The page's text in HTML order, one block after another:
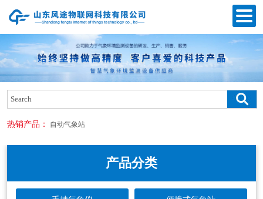
热销产品： 自动气象站
产品分类